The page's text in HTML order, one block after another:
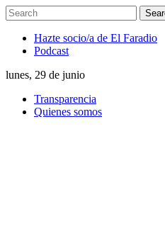
Hazte socio/a de El Faradio
Podcast
lunes, 29 de junio
Transparencia
Quienes somos